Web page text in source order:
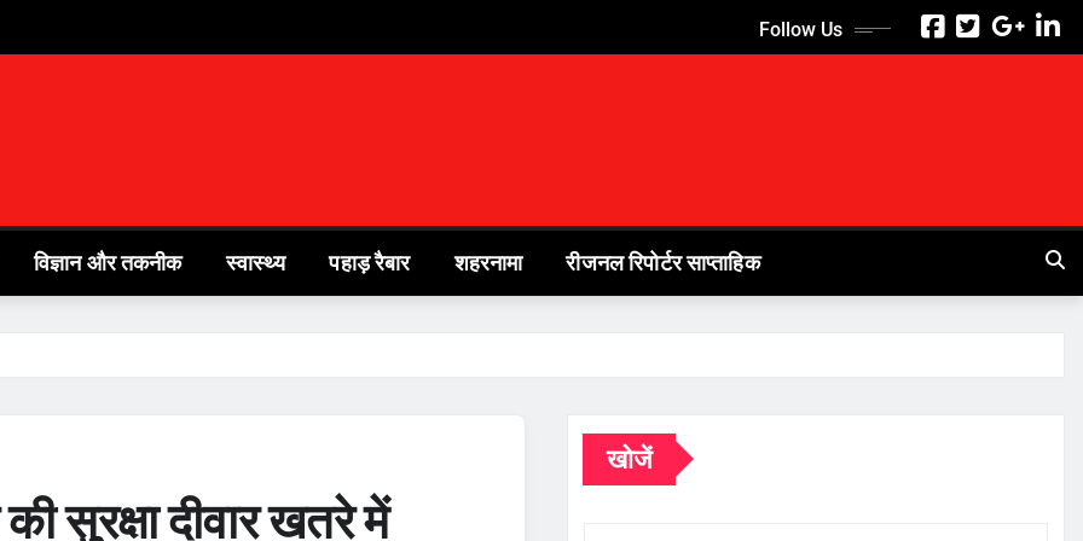
Follow Us
विज्ञान और तकनीक स्वास्थ्य पहाड़ रैबार शहरनामा रीजनल रिपोर्टर साप्ताहिक
सुरक्षा दीवार खतरे में
खोजें